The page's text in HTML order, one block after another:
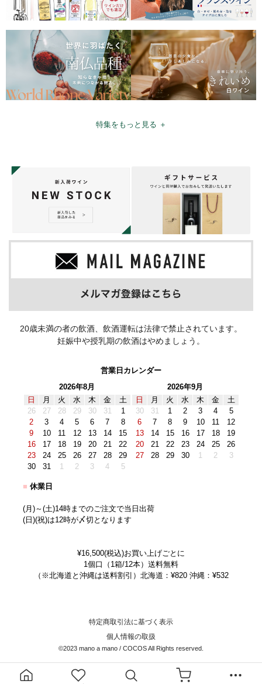
特集をもっと見る ＋
20歳未満の者の飲酒、飲酒運転は法律で禁止されています。
妊娠中や授乳期の飲酒はやめましょう。
営業日カレンダー
2026年8月
日
月 火 水 木 金
土
26
27 28 29 30 31
1
2
3 4 5 6 7
8
9
10 11 12 13 14
15
16
17 18 19 20 21
22
23
24 25 26 27 28
29
30
31 1 2 3 4 5
2026年9月
日
月 火 水 木 金
土
30
31 1 2 3 4
5
6
7 8 9 10 11
12
13
14 15 16 17 18
19
20
21 22 23 24 25
26
27
28 29 30 1 2 3
■ 休業日
(月)～(土)14時までのご注文で当日出荷
(日)(祝)は12時が〆切となります
¥16,500(税込)お買い上げごとに
1個口（1箱/12本）送料無料
（※北海道と沖縄は送料割引）北海道：¥820 沖縄：¥532
特定商取引法に基づく表示
個人情報の取扱
©2023 mano a mano / COCOS All Rights reserved.